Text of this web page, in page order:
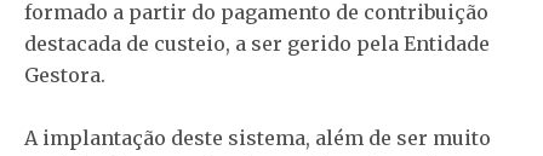
formado a partir do pagamento de contribuição
destacada de custeio, a ser gerido pela Entidade
Gestora.
A implantação deste sistema, além de ser muito